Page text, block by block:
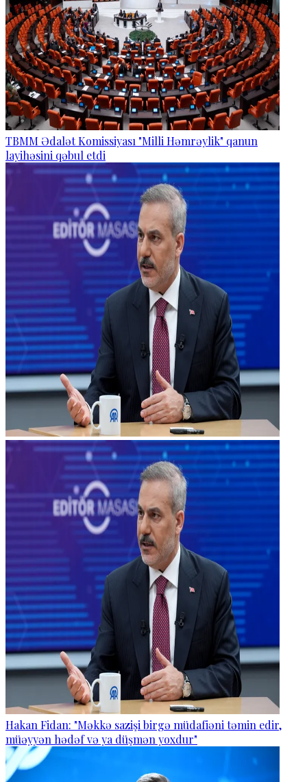
TBMM Ədalət Komissiyası "Milli Həmrəylik" qanun
layihəsini qəbul etdi
Hakan Fidan: "Məkkə sazişi birgə müdafiəni təmin edir,
müəyyən hədəf və ya düşmən yoxdur"